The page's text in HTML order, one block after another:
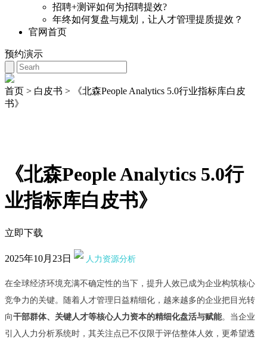
招聘+测评如何为招聘提效?
年终如何复盘与规划，让人才管理提质提效？
官网首页
预约演示
首页 > 白皮书 >
《北森People Analytics 5.0行业指标库白皮
书》
《北森People Analytics 5.0行
业指标库白皮书》
立即下载
2025年10月23日 人力资源分析
在全球经济环境充满不确定性的当下，提升人效已成为企业构筑核心
竞争力的关键。随着人才管理日益精细化，越来越多的企业把目光转
向干部群体、关键人才等核心人力资本的精细化盘活与赋能。当企业
引入人力分析系统时，其关注点已不仅限于评估整体人效，更希望透